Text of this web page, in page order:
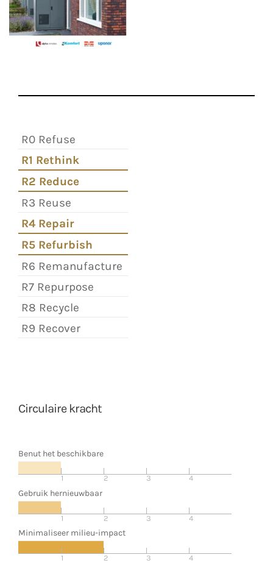
R0 Refuse
R1 Rethink
R2 Reduce
R3 Reuse
R4 Repair
R5 Refurbish
R6 Remanufacture
R7 Repurpose
R8 Recycle
R9 Recover
Circulaire kracht
Benut het beschikbare
1 2 3 4
Gebruik hernieuwbaar
1 2 3 4
Minimaliseer milieu-impact
1 2 3 4